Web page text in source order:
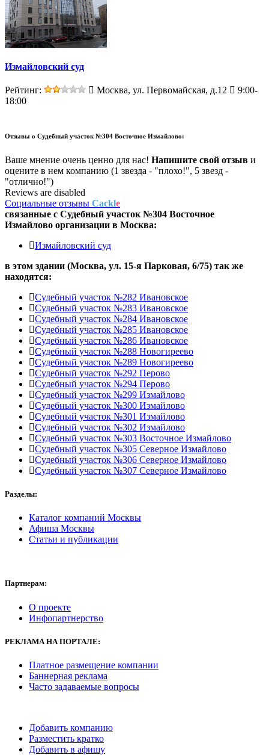
Измайловский суд
Рейтинг: Москва, ул. Первомайская, д.12
9:00-
18:00
Отзывы о Судебный участок №304 Восточное Измайлово:
Ваше мнение очень ценно для нас! Напишите свой отзыв и
оцените в нем компанию (1 звезда - "плохо!", 5 звезд -
"отлично!")
Reviews are disabled
Социальные отзывы Cackle
связанные с Судебный участок №304 Восточное
Измайлово организации в Москва:
Измайловский суд
в этом здании (Москва, ул. 15-я Парковая, 6/75) так же
находятся:
Судебный участок №282 Ивановское
Судебный участок №283 Ивановское
Судебный участок №284 Ивановское
Судебный участок №285 Ивановское
Судебный участок №286 Ивановское
Судебный участок №288 Новогиреево
Судебный участок №289 Новогиреево
Судебный участок №292 Перово
Судебный участок №294 Перово
Судебный участок №299 Измайлово
Судебный участок №300 Измайлово
Судебный участок №301 Измайлово
Судебный участок №302 Измайлово
Судебный участок №303 Восточное Измайлово
Судебный участок №305 Северное Измайлово
Судебный участок №306 Северное Измайлово
Судебный участок №307 Северное Измайлово
Разделы:
Каталог компаний Москвы
Афиша Москвы
Статьи и публикации
Партнерам:
О проекте
Инфопартнерство
РЕКЛАМА НА ПОРТАЛЕ:
Платное размещение компании
Баннерная реклама
Часто задаваемые вопросы
Добавить компанию
Разместить кратко
Добавить в афишу